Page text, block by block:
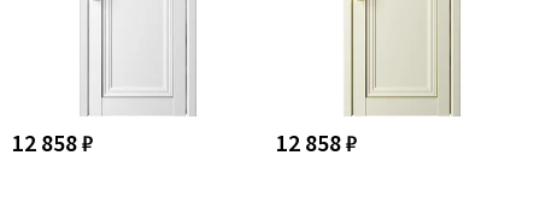
12 858 ₽ 12 858 ₽